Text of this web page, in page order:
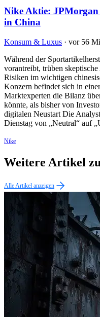
Nike Aktie:
in China
Konsum & Luxus · vor 56
Während der
vorantreibt, trüben
Risiken im wichtigen
Konzern befindet sich in
Marktexperten die Bilanz
könnte, als bisher von
digitalen Neustart Die
Dienstag von „Neutral“ auf
Nike
Weitere Artikel
Alle Artikel anzeigen